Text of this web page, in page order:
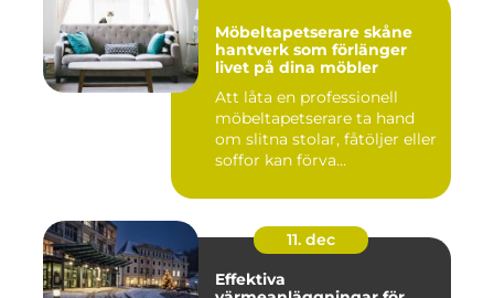
Möbeltapetserare skåne
hantverk som förlänger
livet på dina möbler
Att låta en professionell
möbeltapetserare ta hand
om slitna stolar, fåtöljer eller
soffor kan förva...
11. dec
Effektiva